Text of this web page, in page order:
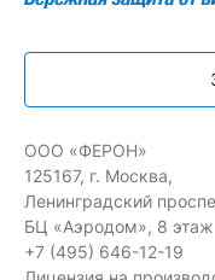
ООО «ФЕРОН»
125167, г. Москва,
Ленинградский
БЦ «Аэродом», 8 этаж
+7 (495) 646-12-19